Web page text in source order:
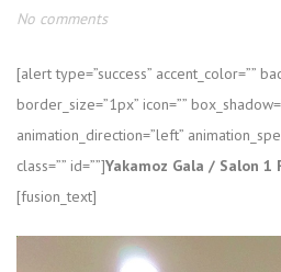
No comments
[alert type=”success” accent_color=””
border_size=”1px” icon=””
animation_direction=”left”
class=”” id=””]Yakamoz Gala / Salon 1
[fusion_text]